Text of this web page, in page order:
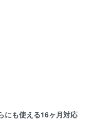
にも使える16ヶ月対応